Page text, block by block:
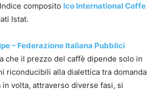
composito Ico International Coffe
Istat.
– Federazione Italiana Pubblici
che il prezzo del caffè dipende solo in
riconducibili alla dialettica tra domanda
volta, attraverso diverse fasi, si